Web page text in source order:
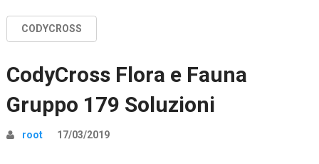
CODYCROSS
CodyCross Flora e Fauna
Gruppo 179 Soluzioni
root 17/03/2019